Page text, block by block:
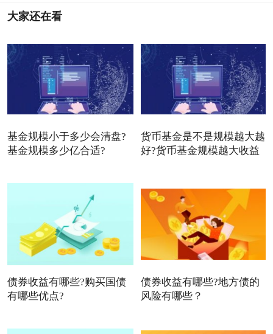
大家还在看
基金规模小于多少会清盘?
基金规模多少亿合适?
货币基金是不是规模越大越
好?货币基金规模越大收益
债券收益有哪些?购买国债
有哪些优点?
债券收益有哪些?地方债的
风险有哪些？